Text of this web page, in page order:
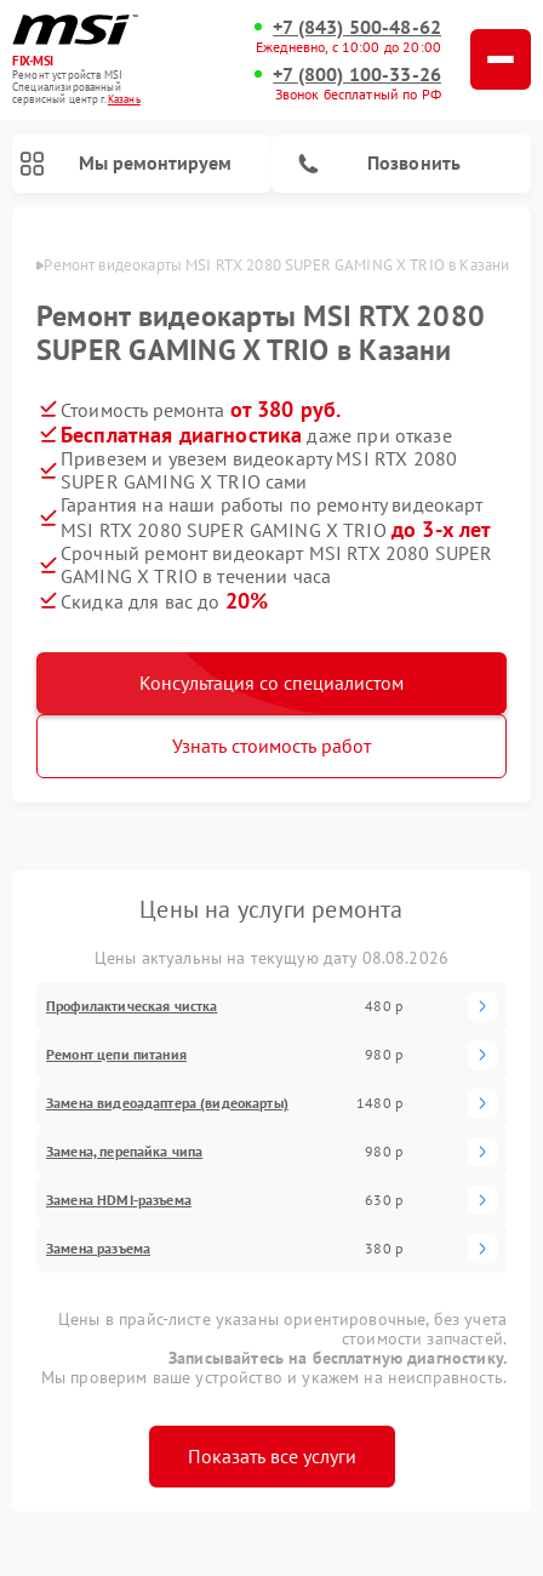
FIX-MSI
Ремонт устройств MSI
Специализированный
cервисный центр г.Казань
+7 (843) 500-48-62
Ежедневно, с 10:00 до 20:00
+7 (800) 100-33-26
Звонок бесплатный по РФ
Мы ремонтируем Позвонить
Ремонт видеокарты MSI RTX 2080 SUPER GAMING X TRIO в Казани
Ремонт видеокарты MSI RTX 2080
SUPER GAMING X TRIO в Казани
Стоимость ремонта от 380 руб.
Бесплатная диагностика даже при отказе
Привезем и увезем видеокарту MSI RTX 2080
SUPER GAMING X TRIO сами
Гарантия на наши работы по ремонту видеокарт
MSI RTX 2080 SUPER GAMING X TRIO до 3-х лет
Срочный ремонт видеокарт MSI RTX 2080 SUPER
GAMING X TRIO в течении часа
Скидка для вас до 20%
Консультация со специалистом
Узнать стоимость работ
Цены на услуги ремонта
Цены актуальны на текущую дату 08.08.2026
Профилактическая чистка 480 р
Ремонт цепи питания 980 р
Замена видеоадаптера (видеокарты) 1480 р
Замена, перепайка чипа 980 р
Замена HDMI-разъема 630 р
Замена разъема 380 р
Цены в прайс-листе указаны ориентировочные, без учета
стоимости запчастей.
Записывайтесь на бесплатную диагностику.
Мы проверим ваше устройство и укажем на неисправность.
Показать все услуги